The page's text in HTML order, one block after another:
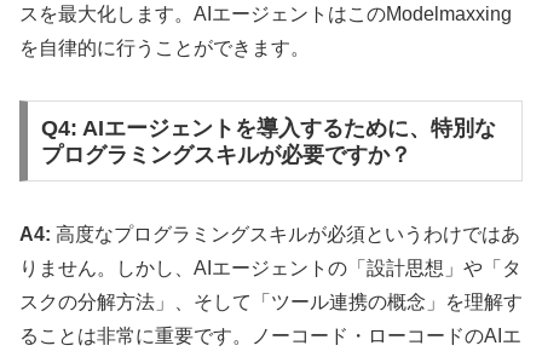
スを最大化します。AIエージェントはこのModelmaxxing
を自律的に行うことができます。
Q4: AIエージェントを導入するために、特別な
プログラミングスキルが必要ですか？
A4: 高度なプログラミングスキルが必須というわけではあ
りません。しかし、AIエージェントの「設計思想」や「タ
スクの分解方法」、そして「ツール連携の概念」を理解す
ることは非常に重要です。ノーコード・ローコードのAIエ